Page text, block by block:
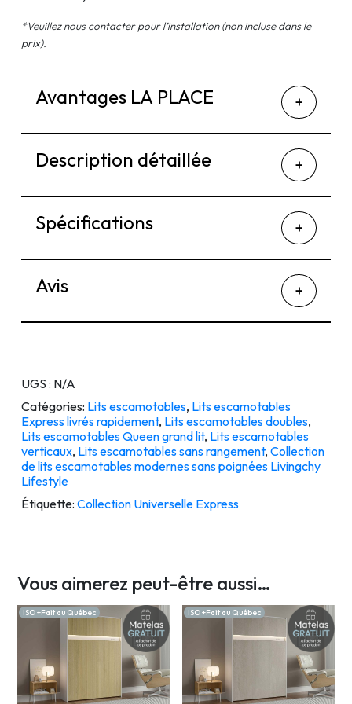
*Veuillez nous contacter pour l’installation (non incluse dans le
prix).
Avantages LA PLACE
Description détaillée
Spécifications
Avis
UGS : N/A
Catégories: Lits escamotables, Lits escamotables
Express livrés rapidement, Lits escamotables doubles,
Lits escamotables Queen grand lit, Lits escamotables
verticaux, Lits escamotables sans rangement,Collection
de lits escamotables modernes sans poignées Livingchy
Lifestyle
Étiquette:Collection Universelle Express
Vous aimerez peut-être aussi…
ISO +Fait au Québec ISO +Fait au Québec